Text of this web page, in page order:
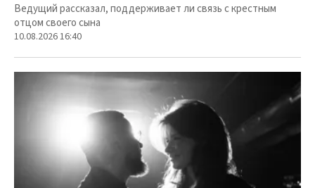
Ведущий рассказал, поддерживает ли связь с крестным
отцом своего сына
10.08.2026 16:40